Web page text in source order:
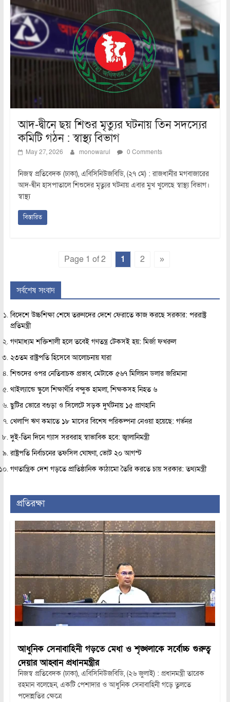
আদ-দ্বীনে ছয় শিশুর মৃত্যুর ঘটনায় তিন সদস্যের
কমিটি গঠন : স্বাস্থ্য বিভাগ
May 27, 2026 monowarul 0 Comments
নিজস্ব প্রতিবেদক (ঢাকা), এবিসিনিউজবিডি, (২৭ মে) : রাজধানীর মগবাজারের
আদ-দ্বীন হাসপাতালে শিশুদের মৃত্যুর ঘটনায় এবার মুখ খুলেছে স্বাস্থ্য বিভাগ।
স্বাস্থ্য
বিস্তারিত
Page 1 of 2 1 2 »
সর্বশেষ সংবাদ
বিদেশে উচ্চশিক্ষা শেষে তরুণদের দেশে ফেরাতে কাজ করছে সরকার: পররাষ্ট্র
প্রতিমন্ত্রী
গণমাধ্যম শক্তিশালী হলে তবেই গণতন্ত্র টেকসই হয়: মির্জা ফখরুল
২৩তম রাষ্ট্রপতি হিসেবে আলোচনায় যারা
শিশুদের ওপর নেতিবাচক প্রভাব, মেটাকে ৫৬৭ মিলিয়ন ডলার জরিমানা
থাইল্যান্ডে স্কুলে শিক্ষার্থীর বন্দুক হামলা, শিক্ষকসহ নিহত ৬
ছুটির ভোরে বগুড়া ও সিলেটে সড়ক দুর্ঘটনায় ১৫ প্রাণহানি
খেলাপি ঋণ কমাতে ১৮ মাসের বিশেষ পরিকল্পনা নেওয়া হয়েছে: গর্ভনর
দুই-তিন দিনে গ্যাস সরবরাহ স্বাভাবিক হবে: জ্বালানিমন্ত্রী
রাষ্ট্রপতি নির্বাচনের তফসিল ঘোষণা, ভোট ২০ আগস্ট
গণতান্ত্রিক দেশ গড়তে প্রাতিষ্ঠানিক কাঠামো তৈরি করতে চায় সরকার: তথ্যমন্ত্রী
প্রতিরক্ষা
আধুনিক সেনাবাহিনী গড়তে মেধা ও শৃঙ্খলাকে সর্বোচ্চ গুরুত্ব
দেয়ার আহ্বান প্রধানমন্ত্রীর
নিজস্ব প্রতিবেদক (ঢাকা), এবিসিনিউজবিডি, (২৬ জুলাই) : প্রধানমন্ত্রী তারেক
রহমান বলেছেন, একটি পেশাদার ও আধুনিক সেনাবাহিনী গড়ে তুলতে
পদোন্নতির ক্ষেত্রে